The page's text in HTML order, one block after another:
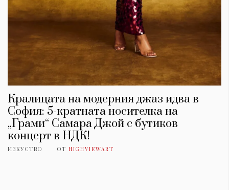
Кралицата на модерния джаз идва в
София: 5-кратната носителка на
„Грами“ Самара Джой с бутиков
концерт в НДК!
ИЗКУСТВО ОТ HIGHVIEWART
КАТЕГОРИИ
Wine&Dine
Подкасти
ЗА НАС
ползване